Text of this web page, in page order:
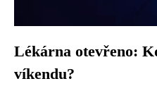
Lékárna otevřeno:
víkendu?